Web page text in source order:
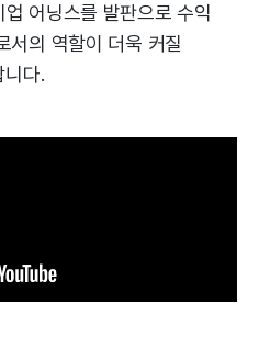
어닝스를 발판으로 수익
서의 역할이 더욱 커질
니다.